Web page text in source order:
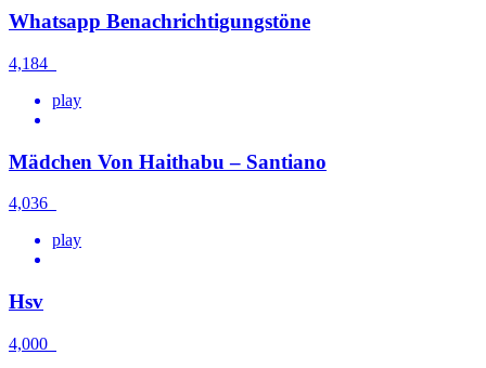
Whatsapp Benachrichtigungstöne
4,184
play
Mädchen Von Haithabu – Santiano
4,036
play
Hsv
4,000